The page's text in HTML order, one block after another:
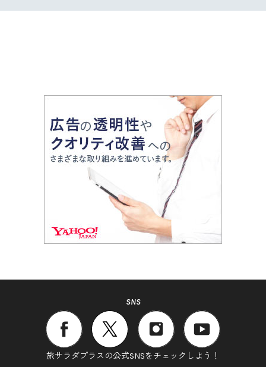
SNS
旅サラダプラスの公式SNSをチェックしよう！